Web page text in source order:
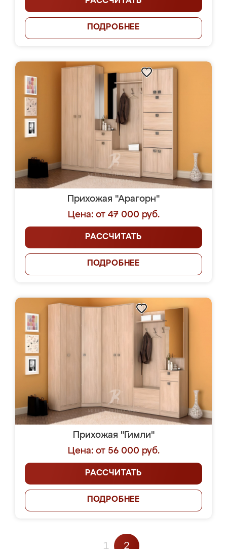
ПОДРОБНЕЕ
Прихожая "Арагорн"
Цена: от 47 000 руб.
РАССЧИТАТЬ
ПОДРОБНЕЕ
Прихожая "Гимли"
Цена: от 56 000 руб.
РАССЧИТАТЬ
ПОДРОБНЕЕ
1 2